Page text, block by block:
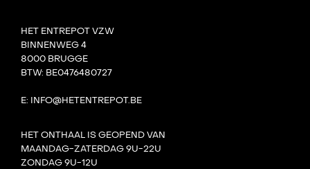
HET ENTREPOT VZW
BINNENWEG 4
8000 BRUGGE
BTW: BE0476480727
E: INFO@HETENTREPOT.BE
HET ONTHAAL IS GEOPEND VAN
MAANDAG-ZATERDAG 9U-22U
ZONDAG 9U-12U